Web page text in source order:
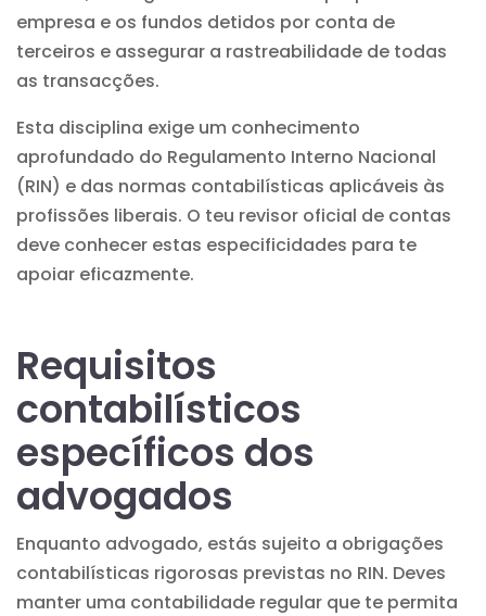
empresa e os fundos detidos por conta de
terceiros e assegurar a rastreabilidade de todas
as transacções.
Esta disciplina exige um conhecimento
aprofundado do Regulamento Interno Nacional
(RIN) e das normas contabilísticas aplicáveis às
profissões liberais. O teu revisor oficial de contas
deve conhecer estas especificidades para te
apoiar eficazmente.
Requisitos
contabilísticos
específicos dos
advogados
Enquanto advogado, estás sujeito a obrigações
contabilísticas rigorosas previstas no RIN. Deves
manter uma contabilidade regular que te permita